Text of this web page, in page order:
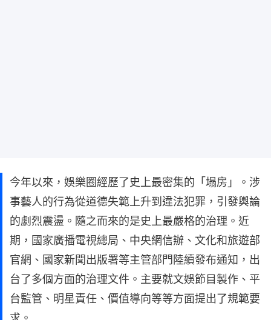
今年以來，娛樂圈經歷了史上最密集的「塌房」。涉
事藝人的行為從道德失範上升到違法犯罪，引發輿論
的劇烈震盪。隨之而來的是史上最嚴格的治理。近
期，國家廣播電視總局、中央網信辦、文化和旅遊部
官網、國家新聞出版署等主管部門陸續發布通知，出
台了多個方面的治理文件。主要就文娛節目製作、平
台監管、明星責任、價值導向等等方面提出了規範要